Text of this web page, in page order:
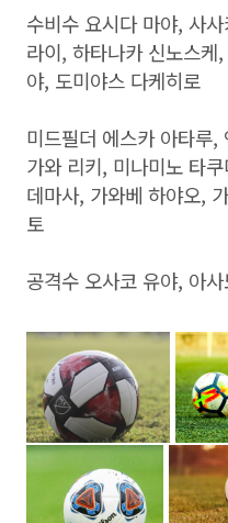
수비수 요시다 마야, 사
라이, 하타나카 신노스
야, 도미야스 다케히로
미드필더 에스카 아타루
가와 리키, 미나미노 타
데마사, 가와베 하야오,
토
공격수 오사코 유야, 아